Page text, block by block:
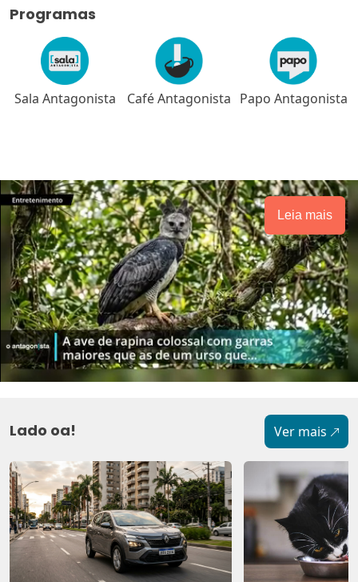
Programas
Sala Antagonista Café Antagonista Papo Antagonista
Leia mais
Lado oa! Ver mais